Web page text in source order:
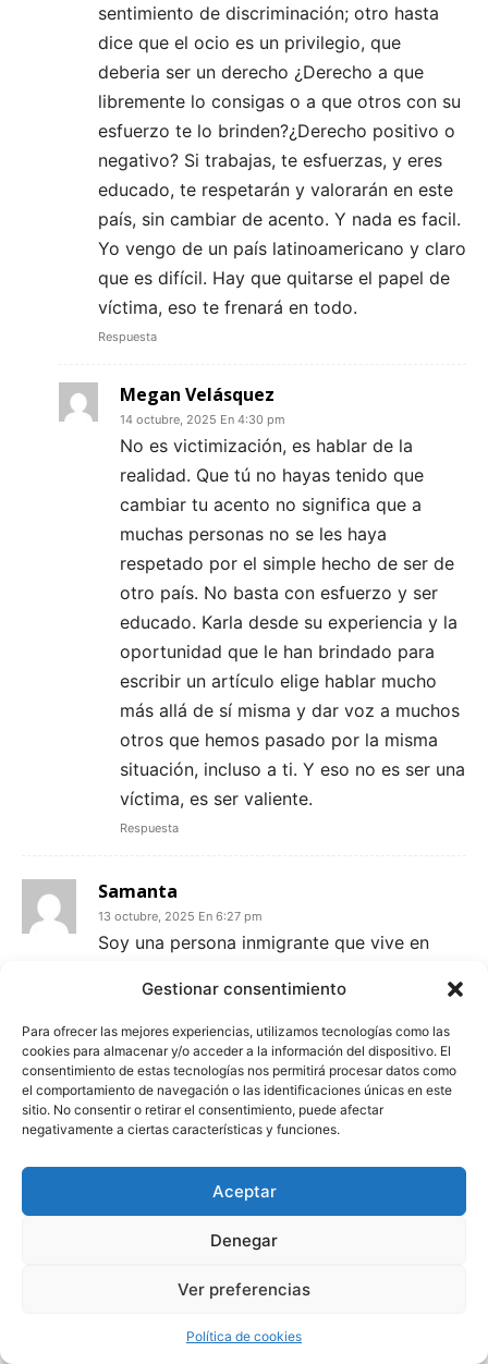
Gestionar consentimiento
Para ofrecer las mejores experiencias, utilizamos tecnologías como las
cookies para almacenar y/o acceder a la información del dispositivo. El
consentimiento de estas tecnologías nos permitirá procesar datos como
el comportamiento de navegación o las identificaciones únicas en este
sitio. No consentir o retirar el consentimiento, puede afectar
negativamente a ciertas características y funciones.
Aceptar
Denegar
Ver preferencias
Política de cookies
sentimiento de discriminación; otro hasta
dice que el ocio es un privilegio, que
deberia ser un derecho ¿Derecho a que
libremente lo consigas o a que otros con su
esfuerzo te lo brinden?¿Derecho positivo o
negativo? Si trabajas, te esfuerzas, y eres
educado, te respetarán y valorarán en este
país, sin cambiar de acento. Y nada es facil.
Yo vengo de un país latinoamericano y claro
que es difícil. Hay que quitarse el papel de
víctima, eso te frenará en todo.
Respuesta
Megan Velásquez
14 octubre, 2025 En 4:30 pm
No es victimización, es hablar de la
realidad. Que tú no hayas tenido que
cambiar tu acento no significa que a
muchas personas no se les haya
respetado por el simple hecho de ser de
otro país. No basta con esfuerzo y ser
educado. Karla desde su experiencia y la
oportunidad que le han brindado para
escribir un artículo elige hablar mucho
más allá de sí misma y dar voz a muchos
otros que hemos pasado por la misma
situación, incluso a ti. Y eso no es ser una
víctima, es ser valiente.
Respuesta
Samanta
13 octubre, 2025 En 6:27 pm
Soy una persona inmigrante que vive en
mi modo de pasar los días es trabajo y
encierro en mi cuarto, no entiendo aún las
razones, pero un día una buena amiga me
invito a escalar para pasar el tiempo y fue
una experiencia muy agradable, aun que no
generar vínculos más cercanos con
personas que estaban ahí y me dio mucha
podría ser yo. Gracias por este artículo en